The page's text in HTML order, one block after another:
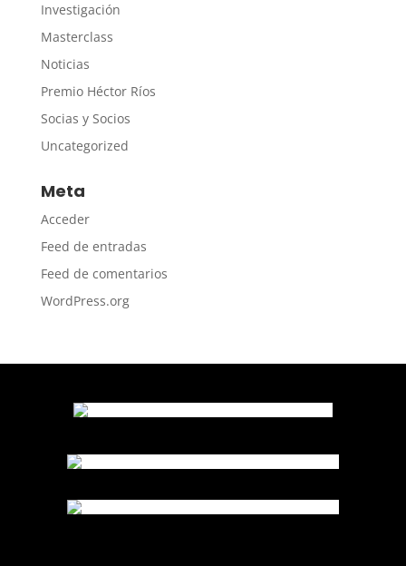
Investigación
Masterclass
Noticias
Premio Héctor Ríos
Socias y Socios
Uncategorized
Meta
Acceder
Feed de entradas
Feed de comentarios
WordPress.org